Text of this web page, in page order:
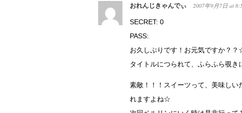
おれんじきゃんでぃ 2007年9月7日 at
SECRET: 0
PASS:
お久しぶりです！お元気ですか？
タイトルにつられて、ふらふら覗き
素敵！！！スイーツって、美味し
れますよね☆